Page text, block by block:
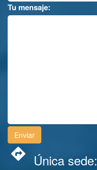
Tu mensaje:
Única sede: